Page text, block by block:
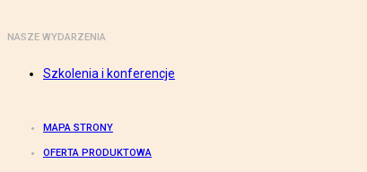
NASZE WYDARZENIA
Szkolenia i konferencje
MAPA STRONY
OFERTA PRODUKTOWA